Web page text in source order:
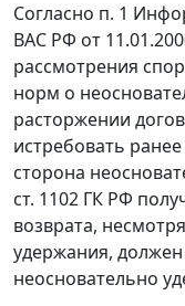
Согласно п. 1
ВАС РФ от
рассмотрения
норм о
расторжении
истребовать
сторона
ст. 1102 ГК РФ
возврата,
удержания, должен
неосновательно